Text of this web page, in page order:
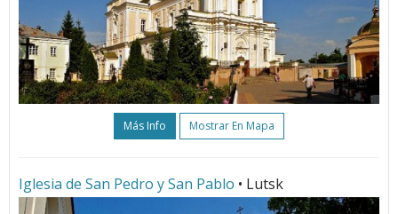
Más Info Mostrar En Mapa
Iglesia de San Pedro y San Pablo • Lutsk